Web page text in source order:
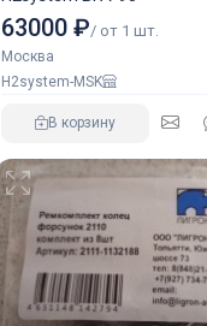
63000 ₽/ от 1 шт.
Москва
H2system-MSK
В корзину